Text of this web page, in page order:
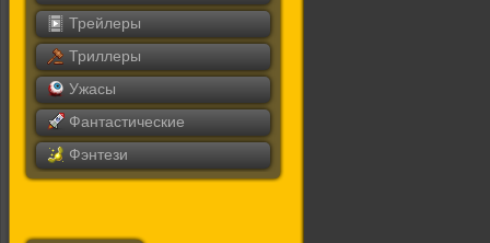
Трейлеры
Триллеры
Ужасы
Фантастические
Фэнтези